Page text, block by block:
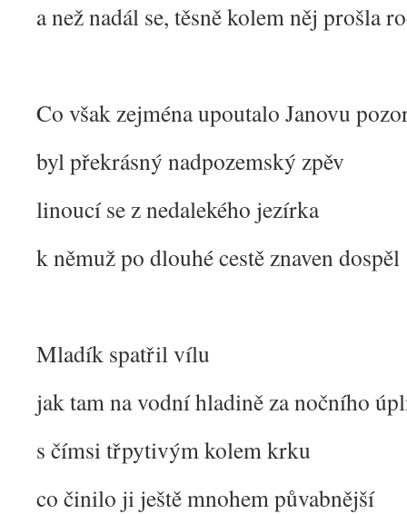
a než nadál se, těsně kolem něj prošla
Co však zejména upoutalo Janovu
byl překrásný nadpozemský zpěv
linoucí se z nedalekého jezírka
k němuž po dlouhé cestě znaven dospěl
Mladík spatřil vílu
jak tam na vodní hladině za nočního
s čímsi třpytivým kolem krku
co činilo ji ještě mnohem půvabnější